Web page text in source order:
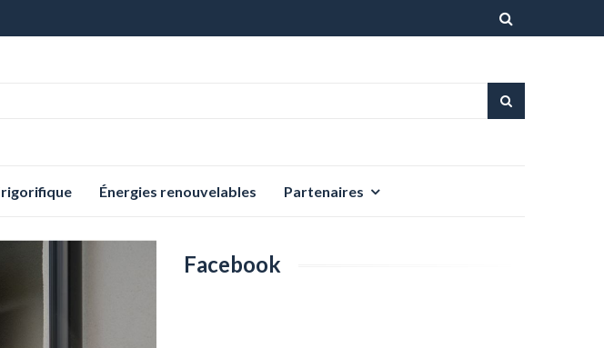
Aller
contenu
Énergies renouvelables Partenaires
Facebook